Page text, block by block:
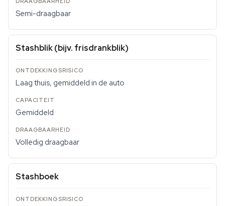
Semi-draagbaar
Stashblik (bijv. frisdrankblik)
Laag thuis, gemiddeld in de auto
Gemiddeld
Volledig draagbaar
Stashboek